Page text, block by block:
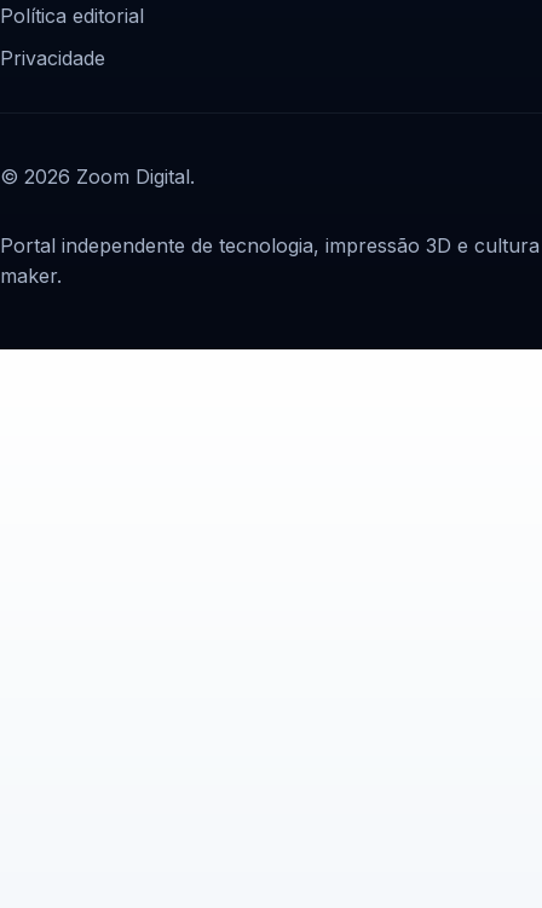
Política editorial
Privacidade
© 2026 Zoom Digital.
Portal independente de tecnologia, impressão 3D e cultura
maker.